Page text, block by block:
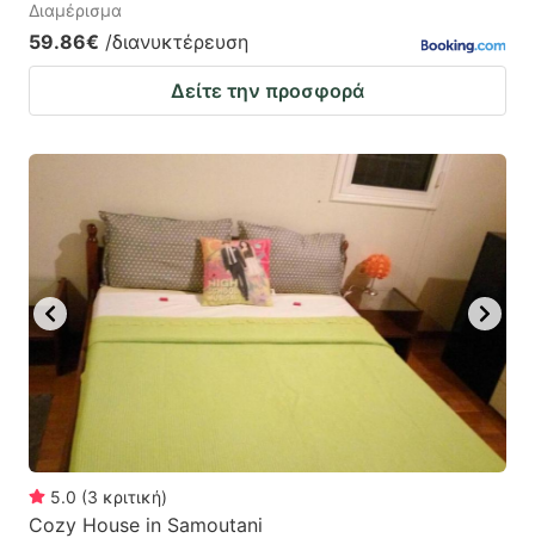
Διαμέρισμα
59.86€ /διανυκτέρευση
Δείτε την προσφορά
5.0 (3 κριτική)
Cozy House in Samoutani